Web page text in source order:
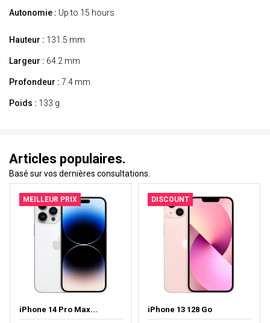
Autonomie : Up to 15 hours
Hauteur : 131.5 mm
Largeur : 64.2 mm
Profondeur : 7.4 mm
Poids : 133 g
Articles populaires.
Basé sur vos dernières consultations.
MEILLEUR PRIX
iPhone 14 Pro Max...
DISCOUNT
iPhone 13 128 Go